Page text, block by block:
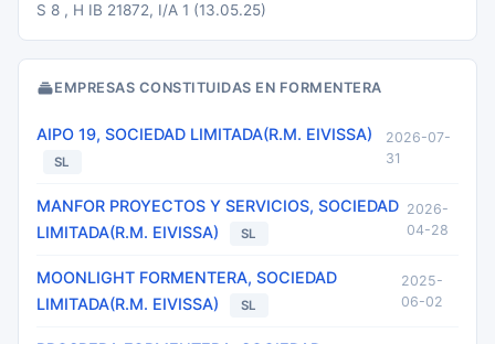
S 8 , H IB 21872, I/A 1 (13.05.25)
EMPRESAS CONSTITUIDAS EN FORMENTERA
AIPO 19, SOCIEDAD LIMITADA(R.M. EIVISSA)
SL
2026-07-
31
MANFOR PROYECTOS Y SERVICIOS, SOCIEDAD
LIMITADA(R.M. EIVISSA)
SL
2026-
04-28
MOONLIGHT FORMENTERA, SOCIEDAD
LIMITADA(R.M. EIVISSA)
SL
2025-
06-02